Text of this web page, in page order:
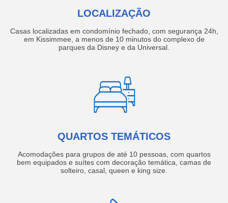
LOCALIZAÇÃO
Casas localizadas em condomínio fechado, com segurança 24h,
em Kissimmee, a menos de 10 minutos do complexo de
parques da Disney e da Universal.
QUARTOS TEMÁTICOS
Acomodações para grupos de até 10 pessoas, com quartos
bem equipados e suítes com decoração temática, camas de
solteiro, casal, queen e king size.